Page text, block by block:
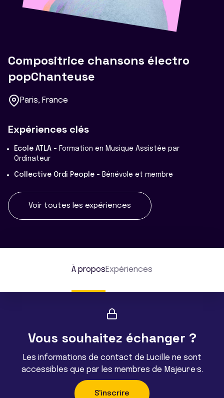
Compositrice chansons électro
popChanteuse
Paris, France
Expériences clés
Ecole ATLA - Formation en Musique Assistée par
Ordinateur
Collective Ordi People - Bénévole et membre
Voir toutes les expériences
À proposExpériences
Vous souhaitez échanger ?
Les informations de contact de Lucille ne sont
accessibles que par les membres de Majeur·e·s.
S'inscrire